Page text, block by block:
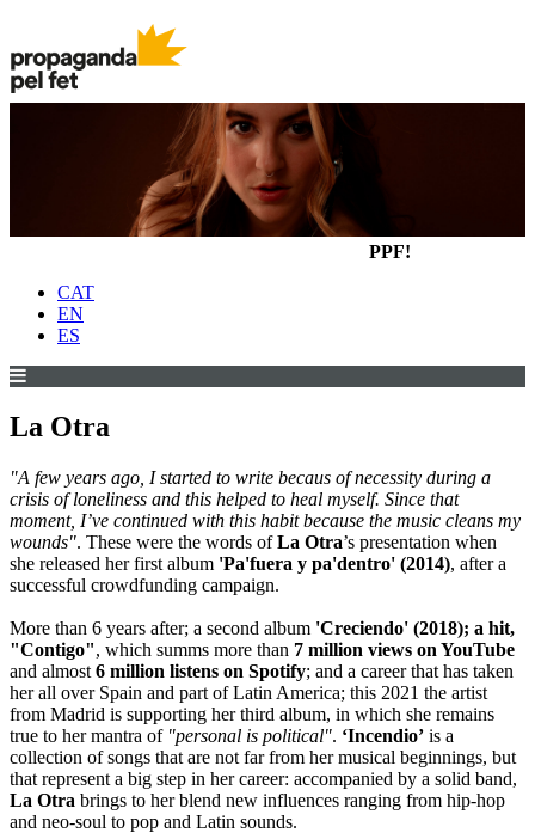
PPF!
CAT
EN
ES
La Otra
"A few years ago, I started to write becaus of necessity during a
crisis of loneliness and this helped to heal myself. Since that
moment, I’ve continued with this habit because the music cleans my
wounds". These were the words ofLa Otra’s presentation when
she released her first album 'Pa'fuera y pa'dentro' (2014), after a
successful crowdfunding campaign.
More than 6 years after; a second album 'Creciendo' (2018); a hit,
"Contigo", which summs more than 7 million views on YouTube
and almost 6 million listens on Spotify; and a career that has taken
her all over Spain and part of Latin America; this 2021 the artist
from Madrid is supporting her third album, in which she remains
true to her mantra of "personal is political". ‘Incendio’ is a
collection of songs that are not far from her musical beginnings, but
that represent a big step in her career: accompanied by a solid band,
La Otra brings to her blend new influences ranging from hip-hop
and neo-soul to pop and Latin sounds.